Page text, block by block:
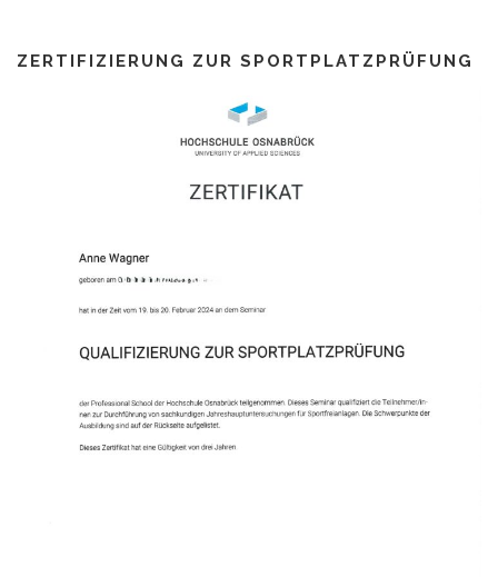
ZERTIFIZIERUNG ZUR SPORTPLATZPRÜFUNG